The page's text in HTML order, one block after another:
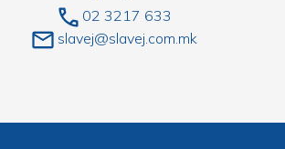
02 3217 633
slavej@slavej.com.mk